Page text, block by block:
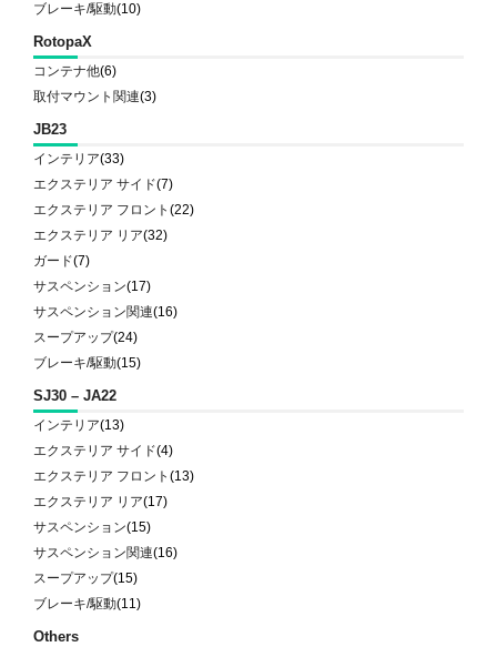
ブレーキ/駆動(10)
RotopaX
コンテナ他(6)
取付マウント関連(3)
JB23
インテリア(33)
エクステリア サイド(7)
エクステリア フロント(22)
エクステリア リア(32)
ガード(7)
サスペンション(17)
サスペンション関連(16)
スープアップ(24)
ブレーキ/駆動(15)
SJ30 – JA22
インテリア(13)
エクステリア サイド(4)
エクステリア フロント(13)
エクステリア リア(17)
サスペンション(15)
サスペンション関連(16)
スープアップ(15)
ブレーキ/駆動(11)
Others